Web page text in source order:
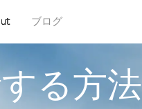
ブログ
る方法